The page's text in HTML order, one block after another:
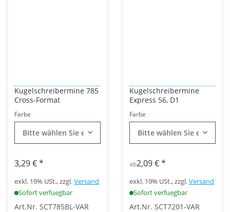
Kugelschreibermine 785
Cross-Format
Farbe
Bitte wählen Sie eine Variation.
3,29 €*
exkl. 19% USt., zzgl.Versand
Sofort verfuegbar
Art.Nr. SCT785BL-VAR
Kugelschreibermine
Express 56, D1
Farbe
Bitte wählen Sie eine
ab2,09 €*
exkl. 19% USt., zzgl.Versand
Sofort verfuegbar
Art.Nr. SCT7201-VAR